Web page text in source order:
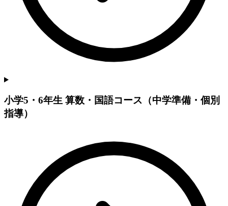
小学5・6年生 算数・国語コース（中学準備・個別
指導）